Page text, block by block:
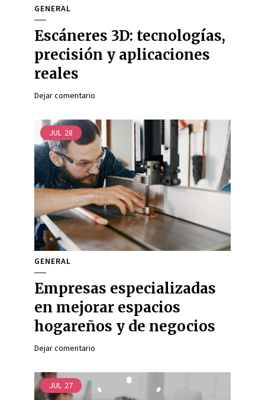
GENERAL
Escáneres 3D: tecnologías,
precisión y aplicaciones
reales
Dejar comentario
JUL 28
GENERAL
Empresas especializadas
en mejorar espacios
hogareños y de negocios
Dejar comentario
JUL 27